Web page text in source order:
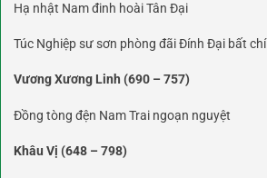
Hạ nhật Nam đinh hoài Tân Đại
Túc Nghiệp sư sơn phòng đãi Đính Đại bất chí
Vương Xương Linh (690 – 757)
Đồng tòng đện Nam Trai ngoạn nguyệt
Khâu Vị (648 – 798)